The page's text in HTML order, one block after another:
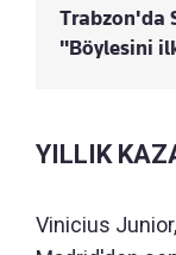
Trabzon'da
"Böylesini
YILLIK
Vinicius